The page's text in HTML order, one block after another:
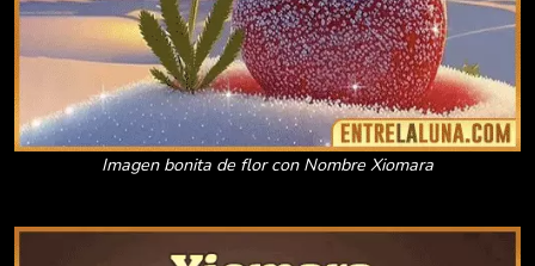
Imagen bonita de flor con Nombre Xiomara